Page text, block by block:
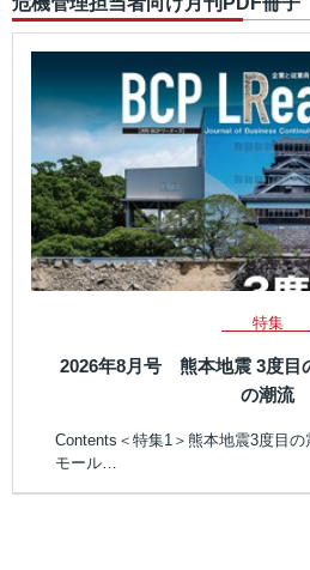
特集
2026年8月号 熊本地震 3度目
の潮流
Contents＜特集1＞熊本地震3度目
モール…